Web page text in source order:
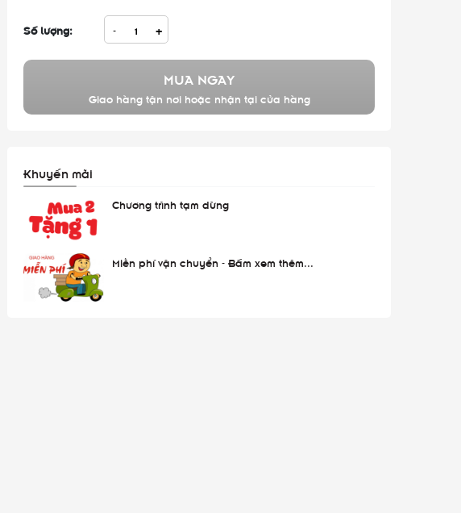
Số lượng: - +
MUA NGAY
Giao hàng tận nơi hoặc nhận tại cửa hàng
Khuyến mãi
Chương trình tạm dừng
Miễn phí vận chuyển - Bấm xem thêm...